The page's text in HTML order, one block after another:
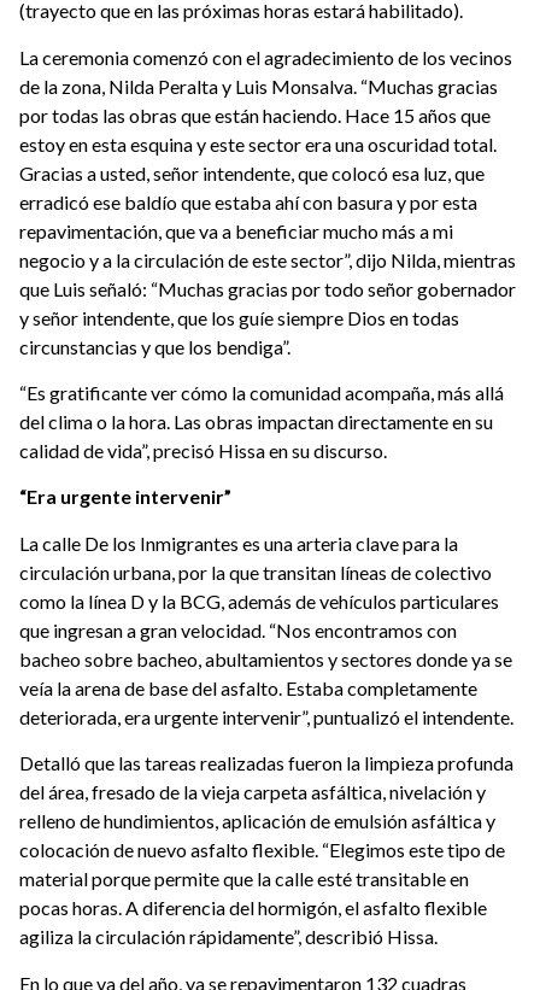
(trayecto que en las próximas horas estará habilitado).
La ceremonia comenzó con el agradecimiento de los vecinos
de la zona, Nilda Peralta y Luis Monsalva. “Muchas gracias
por todas las obras que están haciendo. Hace 15 años que
estoy en esta esquina y este sector era una oscuridad total.
Gracias a usted, señor intendente, que colocó esa luz, que
erradicó ese baldío que estaba ahí con basura y por esta
repavimentación, que va a beneficiar mucho más a mi
negocio y a la circulación de este sector”, dijo Nilda, mientras
que Luis señaló: “Muchas gracias por todo señor gobernador
y señor intendente, que los guíe siempre Dios en todas
circunstancias y que los bendiga”.
“Es gratificante ver cómo la comunidad acompaña, más allá
del clima o la hora. Las obras impactan directamente en su
calidad de vida”, precisó Hissa en su discurso.
“Era urgente intervenir”
La calle De los Inmigrantes es una arteria clave para la
circulación urbana, por la que transitan líneas de colectivo
como la línea D y la BCG, además de vehículos particulares
que ingresan a gran velocidad. “Nos encontramos con
bacheo sobre bacheo, abultamientos y sectores donde ya se
veía la arena de base del asfalto. Estaba completamente
deteriorada, era urgente intervenir”, puntualizó el intendente.
Detalló que las tareas realizadas fueron la limpieza profunda
del área, fresado de la vieja carpeta asfáltica, nivelación y
relleno de hundimientos, aplicación de emulsión asfáltica y
colocación de nuevo asfalto flexible. “Elegimos este tipo de
material porque permite que la calle esté transitable en
pocas horas. A diferencia del hormigón, el asfalto flexible
agiliza la circulación rápidamente”, describió Hissa.
En lo que va del año, ya se repavimentaron 132 cuadras